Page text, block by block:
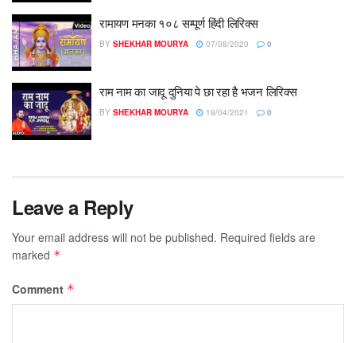
रामायण मनका १०८ सम्पूर्ण हिंदी लिरिक्स
BY SHEKHAR MOURYA 07/08/2020 0
राम नाम का जादू दुनिया पे छा रहा है भजन लिरिक्स
BY SHEKHAR MOURYA 19/04/2021 0
Leave a Reply
Your email address will not be published. Required fields are
marked *
Comment *